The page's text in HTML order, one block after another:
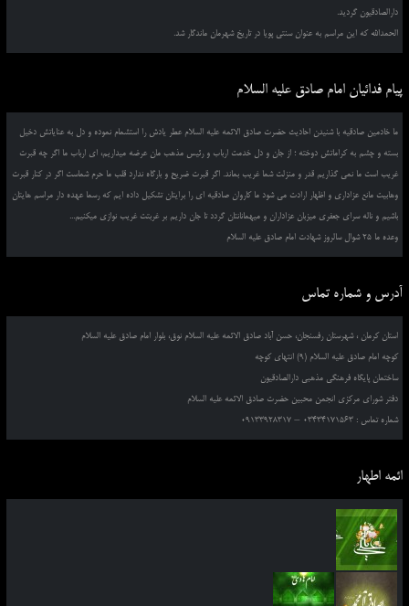
دارالصادقیون گردید.
الحمدالله که این مراسم به عنوان سنتی پویا در تاریخ شهرمان ماندگار شد.
پیام فدائیان امام صادق علیه السلام
ما خادمین صادقیه با شنیدن احادیث حضرت صادق الائمه علیه السلام عطر یادش را استشمام نموده و دل به عنایاتش دخیل
بسته و چشم به کراماتش دوخته ؛ از جان و دل خدمت ارباب و رئیس مذهب مان عرضه میداریم، ای ارباب ما اگر چه قبرت
غریب است ما نمی گذاریم قدر و منزلت شما غریب بماند. اگر قبرت ضریح و بارگاه ندارد قلب ما حرم شماست اگر در کنار قبرت
وهابیت مانع عزاداری و اظهار ارادت می شود ما کاروان صادقیه ای را برایتان تشکیل داده ایم که رسما عهده دار مراسم هایتان
باشیم و ناله سرای جعفری میزبان عزاداران و میهمانانتان گردد تا جان داریم بر غربتت غریب نوازی میکنیم...
وعده ما 25 شوال سالروز شهادت امام صادق علیه السلام
آدرس و شماره تماس
استان کرمان ، شهرستان رفسنجان، حسن آباد صادق الائمه علیه السلام نوق، بلوار امام صادق علیه السلام
کوچه امام صادق علیه السلام (9) انتهای کوچه
ساختمان پایگاه فرهنگی مذهبی دارالصادقیون
دفتر شورای مرکزی انجمن محبین حضرت صادق الائمه علیه السلام
شماره تماس : 03434171563 – 09133928317
ائمه اطهار